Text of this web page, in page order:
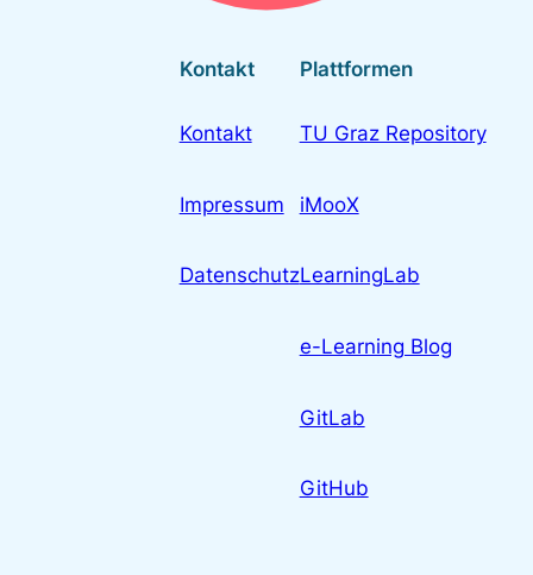
Kontakt
Kontakt
Impressum
Datenschutz
Plattformen
TU Graz Repository
iMooX
LearningLab
e-Learning Blog
GitLab
GitHub